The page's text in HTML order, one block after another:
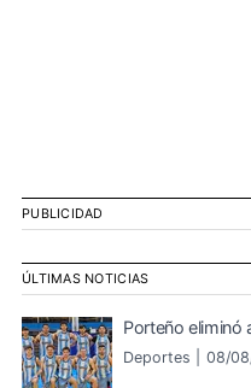
PUBLICIDAD
ÚLTIMAS NOTICIAS
Porteño eliminó
Deportes | 08/